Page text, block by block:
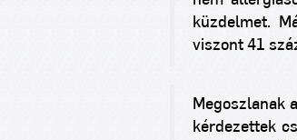
küzdelmet.
viszont 41
Megoszlanak
kérdezettek